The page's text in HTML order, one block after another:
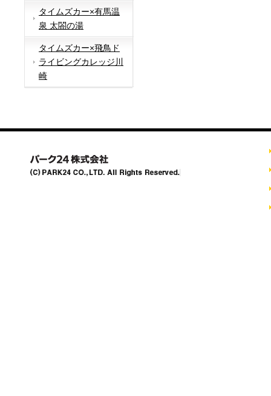
タイムズカー×有馬温
泉 太閤の湯
タイムズカー×飛鳥ド
ライビングカレッジ川
崎